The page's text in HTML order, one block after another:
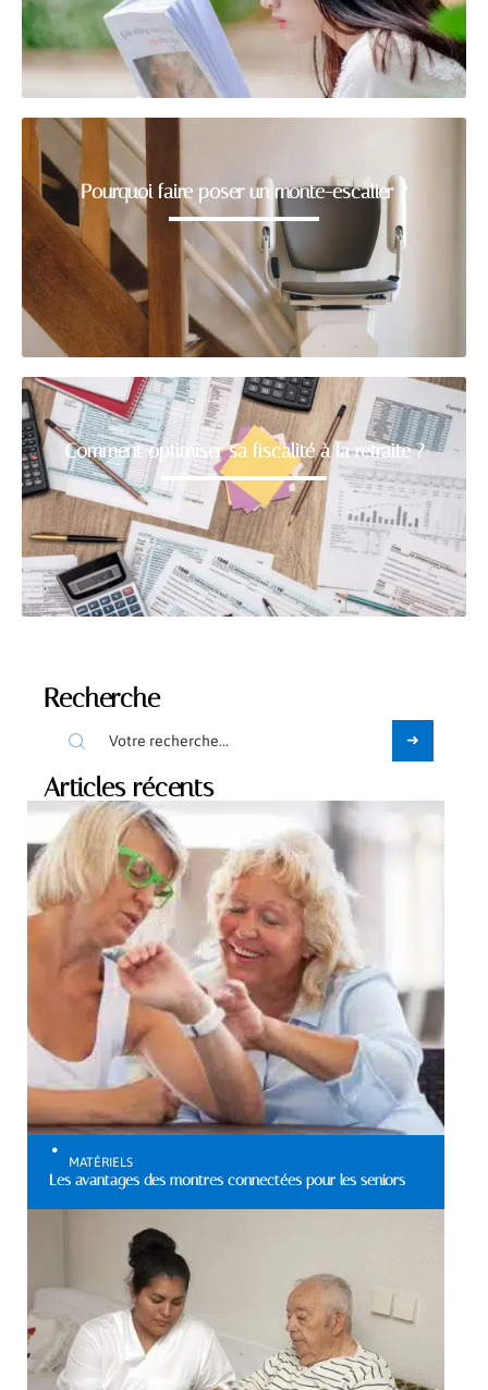
Pourquoi faire poser un monte-escalier ?
Comment optimiser sa fiscalité à la retraite ?
Recherche
Articles récents
MATÉRIELS
Les avantages des montres connectées pour les seniors